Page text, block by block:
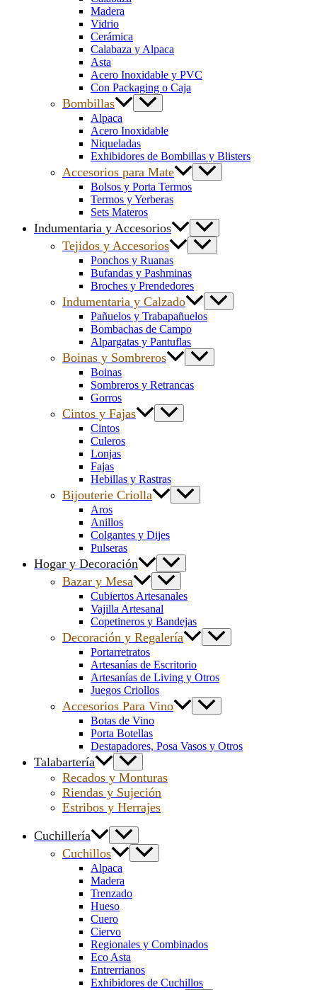
Madera
Vidrio
Cerámica
Calabaza y Alpaca
Asta
Acero Inoxidable y PVC
Con Packaging o Caja
Bombillas
Alpaca
Acero Inoxidable
Niqueladas
Exhibidores de Bombillas y Blisters
Accesorios para Mate
Bolsos y Porta Termos
Termos y Yerberas
Sets Materos
Indumentaria y Accesorios
Tejidos y Accesorios
Ponchos y Ruanas
Bufandas y Pashminas
Broches y Prendedores
Indumentaria y Calzado
Pañuelos y Trabapañuelos
Bombachas de Campo
Alpargatas y Pantuflas
Boinas y Sombreros
Boinas
Sombreros y Retrancas
Gorros
Cintos y Fajas
Cintos
Culeros
Lonjas
Fajas
Hebillas y Rastras
Bijouterie Criolla
Aros
Anillos
Colgantes y Dijes
Pulseras
Hogar y Decoración
Bazar y Mesa
Cubiertos Artesanales
Vajilla Artesanal
Copetineros y Bandejas
Decoración y Regalería
Portarretratos
Artesanías de Escritorio
Artesanías de Living y Otros
Juegos Criollos
Accesorios Para Vino
Botas de Vino
Porta Botellas
Destapadores, Posa Vasos y Otros
Talabartería
Recados y Monturas
Riendas y Sujeción
Estribos y Herrajes
Cuchillería
Cuchillos
Alpaca
Madera
Trenzado
Hueso
Cuero
Ciervo
Regionales y Combinados
Eco Asta
Entrerrianos
Exhibidores de Cuchillos